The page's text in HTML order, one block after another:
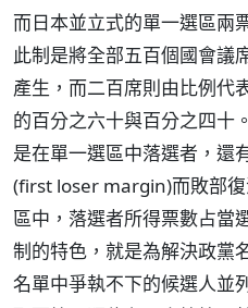
而日本並立式的單一選區兩
此制是將全部五百個國會議
產生，而二百席則由比例代
的百分之六十與百分之四十
是在單一選區中落選者，還
(first loser margin)而敗部
區中，落選者所得票數占當
制的特色，就是為解決政黨
名單中爭執不下的候選人並